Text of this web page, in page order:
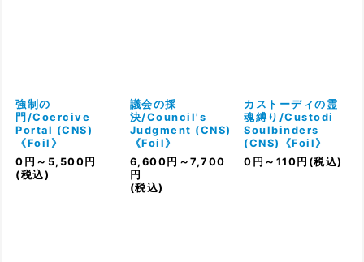
強制の
門/Coercive
Portal (CNS)
《Foil》
0 円 ～5,500 円
(税込)
議会の採
決/Council's
Judgment (CNS)
《Foil》
6,600 円 ～7,700
円
(税込)
カストーディの霊
魂縛り/Custodi
Soulbinders
(CNS)《Foil》
0 円 ～110 円 (税込)